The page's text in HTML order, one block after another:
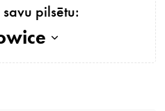
pilsētu: